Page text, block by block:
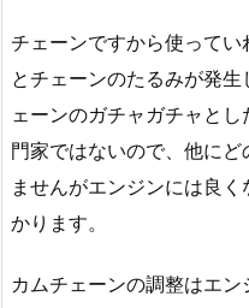
チェーンですから使って
とチェーンのたるみが発
ェーンのガチャガチャと
門家ではないので、他に
ませんがエンジンには良
かります。
カムチェーンの調整はエン